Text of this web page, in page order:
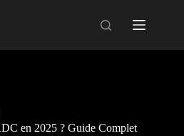
en 2025 ? Guide Complet